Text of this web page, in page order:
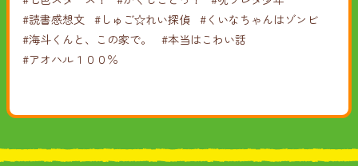
#読書感想文
#しゅご☆れい探偵 #くいなちゃんはゾンビ
#海斗くんと、この家で。
#本当はこわい話
#アオハル１００％